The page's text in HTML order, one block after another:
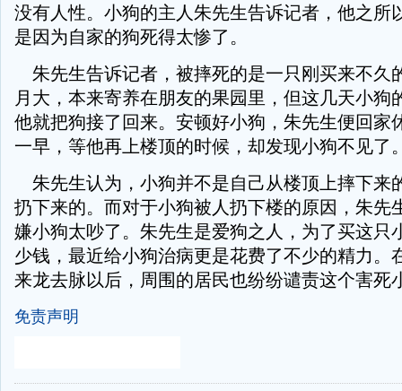
没有人性。小狗的主人朱先生告诉记者，他之所
是因为自家的狗死得太惨了。
朱先生告诉记者，被摔死的是一只刚买来不久
月大，本来寄养在朋友的果园里，但这几天小狗
他就把狗接了回来。安顿好小狗，朱先生便回家
一早，等他再上楼顶的时候，却发现小狗不见了
朱先生认为，小狗并不是自己从楼顶上摔下来
扔下来的。而对于小狗被人扔下楼的原因，朱先
嫌小狗太吵了。朱先生是爱狗之人，为了买这只
少钱，最近给小狗治病更是花费了不少的精力。
来龙去脉以后，周围的居民也纷纷谴责这个害死
免责声明
-